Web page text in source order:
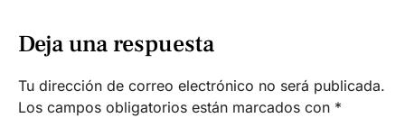
Deja una respuesta
Tu dirección de correo electrónico no será publicada.
Los campos obligatorios están marcados con *